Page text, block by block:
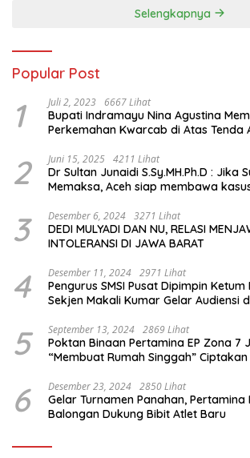
Selengkapnya
Popular Post
1 Juli 2, 2023 6667 Lihat
Bupati Indramayu Nina Agustina
Perkemahan Kwarcab di Atas Tenda
2 Juni 15, 2025 4211 Lihat
Dr Sultan Junaidi S.Sy.MH.Ph.D : Jika
Memaksa, Aceh siap membawa
3 Desember 6, 2024 3271 Lihat
DEDI MULYADI DAN NU, RELASI
INTOLERANSI DI JAWA BARAT
4 Desember 11, 2024 2971 Lihat
Pengurus SMSI Pusat Dipimpin
Sekjen Makali Kumar Gelar Audiensi
5 September 13, 2024 2869 Lihat
Poktan Binaan Pertamina EP Zona 7
“Membuat Rumah Singgah”
6 Desember 23, 2024 2850 Lihat
Gelar Turnamen Panahan, Pertamina
Balongan Dukung Bibit Atlet Baru